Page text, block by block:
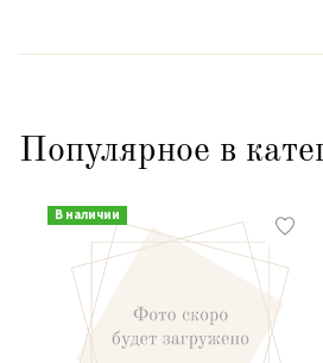
Популярное в
В наличии